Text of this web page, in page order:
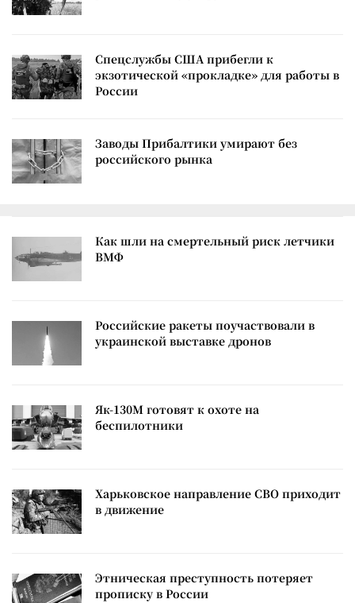
Спецслужбы США прибегли к
экзотической «прокладке» для работы в
России
Заводы Прибалтики умирают без
российского рынка
Как шли на смертельный риск летчики
ВМФ
Российские ракеты поучаствовали в
украинской выставке дронов
Як-130М готовят к охоте на
беспилотники
Харьковское направление СВО приходит
в движение
Этническая преступность потеряет
прописку в России